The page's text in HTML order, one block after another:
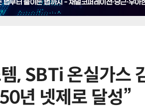
, SBTi 온실가스
년 넷제로 달성”